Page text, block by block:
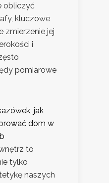
obliczyć
kluczowe
zmierzenie jej
i
pomiarowe
jak
dom w
to
tylko
naszych